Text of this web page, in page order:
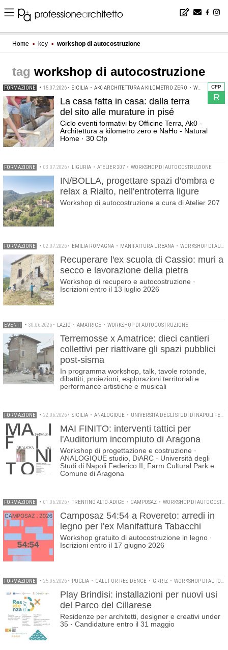
Home ▪ key ▪ workshop di autocostruzione
workshop di autocostruzione
CFP
R
FORMAZIONE • 15.07.2026 • SICILIA • AK0 ARCHITETTURA A KILOMETRO ZERO • WORKSHOP DI AUTOCOSTRUZIONE
La casa fatta in casa: dalla terra
del sito alle murature in pisé
Ciclo eventi formativi by Officine Terra, Ak0 -
Architettura a kilometro zero e NaHo - Natural
Home · 30 Cfp
FORMAZIONE • 03.07.2026 • LIGURIA • ATELIER 207 • WORKSHOP DI AUTOCOSTRUZIONE
IN/BOLLA, progettare spazi d'ombra e
relax a Rialto, nell'entroterra ligure
Workshop di autocostruzione a cura di Atelier 207
FORMAZIONE • 02.07.2026 • EMILIA ROMAGNA • MANIFATTURA URBANA • WORKSHOP DI AUTOCOSTRUZIONE
Recuperare l'ex scuola di Cassio: muri a
secco e lavorazione della pietra
Workshop di recupero e autocostruzione ·
Iscrizioni entro il 13 luglio 2026
EVENTI • 30.06.2026 • LAZIO • AMATRICE • WORKSHOP DI AUTOCOSTRUZIONE
Terremosse x Amatrice: dieci cantieri
collettivi per riattivare gli spazi pubblici
post-sisma
In programma workshop, talk, tavole rotonde,
dibattiti, proiezioni, esplorazioni territoriali e
performance artistiche e musicali
FORMAZIONE • 22.06.2026 • SICILIA • ANALOGIQUE • UNIVERSITÀ DEGLI STUDI DI NAPOLI FEDERICO II
MAI FINITO: interventi tattici per
l'Auditorium incompiuto di Aragona
Workshop di progettazione e costruzione ·
ANALOGIQUE studio, DiARC - Università degli
Studi di Napoli Federico II, Farm Cultural Park e
Comune di Aragona
FORMAZIONE • 01.06.2026 • TRENTINO ALTO-ADIGE • CAMPOSAZ • WORKSHOP DI AUTOCOSTRUZIONE
Camposaz 54:54 a Rovereto: arredi in
legno per l'ex Manifattura Tabacchi
Workshop gratuito di autocostruzione in legno ·
Iscrizioni entro il 17 giugno 2026
FORMAZIONE • 25.05.2026 • PUGLIA • CALL FOR RESIDENCE • GRRIZ • WORKSHOP DI AUTOCOSTRUZIONE
Play Brindisi: installazioni per nuovi usi
del Parco del Cillarese
Residenze per architetti, designer e creativi under
35 · Candidature entro il 31 maggio